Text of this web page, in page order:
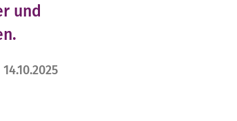
und
14.10.2025